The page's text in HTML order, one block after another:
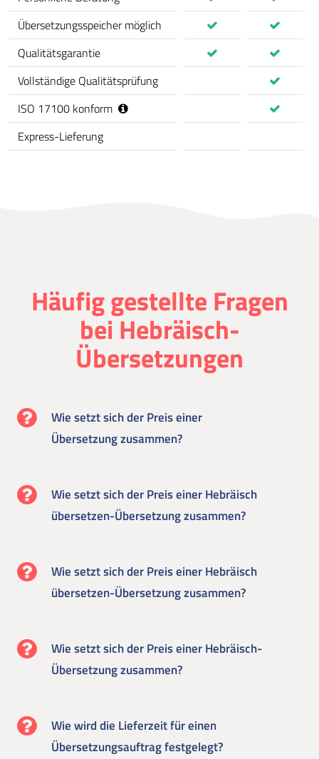
Übersetzungsspeicher möglich
Qualitätsgarantie
Vollständige Qualitätsprüfung
ISO 17100 konform
Express-Lieferung
Häufig gestellte Fragen
bei Hebräisch-
Übersetzungen
Wie setzt sich der Preis einer
Übersetzung zusammen?
Wie setzt sich der Preis einer Hebräisch
übersetzen-Übersetzung zusammen?
Wie setzt sich der Preis einer Hebräisch
übersetzen-Übersetzung zusammen?
Wie setzt sich der Preis einer Hebräisch-
Übersetzung zusammen?
Wie wird die Lieferzeit für einen
Übersetzungsauftrag festgelegt?